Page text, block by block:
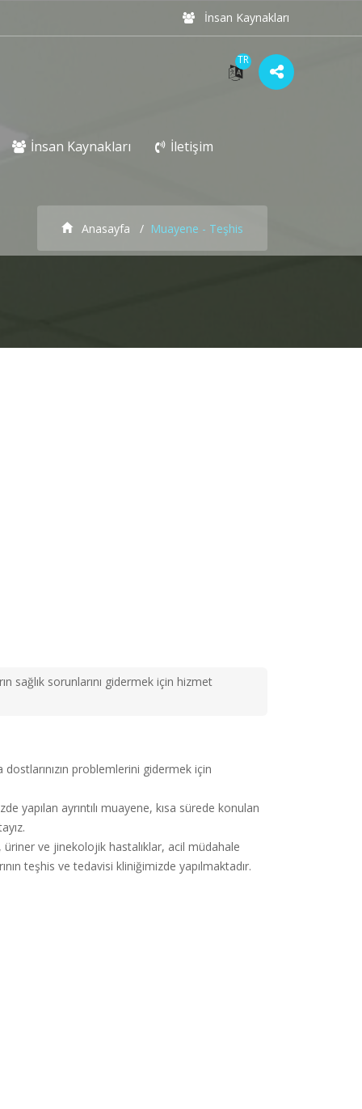
İnsan Kaynakları
TR
İnsan Kaynakları İletişim
Anasayfa Muayene - Teşhis
sağlık sorunlarını gidermek için hizmet
problemlerini gidermek için
yapılan ayrıntılı muayene, kısa sürede konulan
ve jinekolojik hastalıklar, acil müdahale
teşhis ve tedavisi kliniğimizde yapılmaktadır.